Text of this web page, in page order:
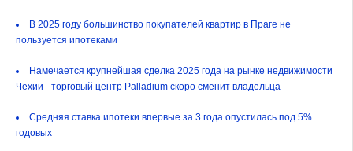
В 2025 году большинство покупателей квартир в Праге не
пользуется ипотеками
Намечается крупнейшая сделка 2025 года на рынке недвижимости
Чехии - торговый центр Palladium скоро сменит владельца
Средняя ставка ипотеки впервые за 3 года опустилась под 5%
годовых